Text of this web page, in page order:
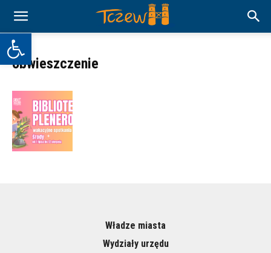
Otwórz pasek narzędzi
obwieszczenie
Władze miasta
Wydziały urzędu